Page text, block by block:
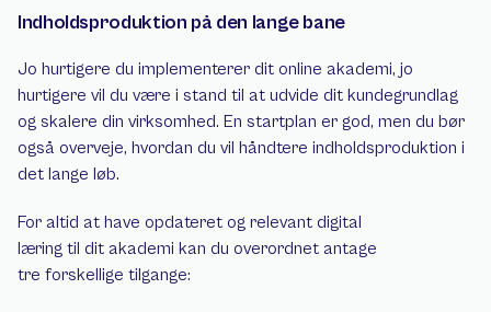
Indholdsproduktion på den lange bane
Jo hurtigere du implementerer dit online akademi, jo
hurtigere vil du være i stand til at udvide dit kundegrundlag
og skalere din virksomhed. En startplan er god, men du bør
også overveje, hvordan du vil håndtere indholdsproduktion i
det lange løb.
For altid at have opdateret og relevant digital
læring til dit akademi kan du overordnet antage
tre forskellige tilgange: